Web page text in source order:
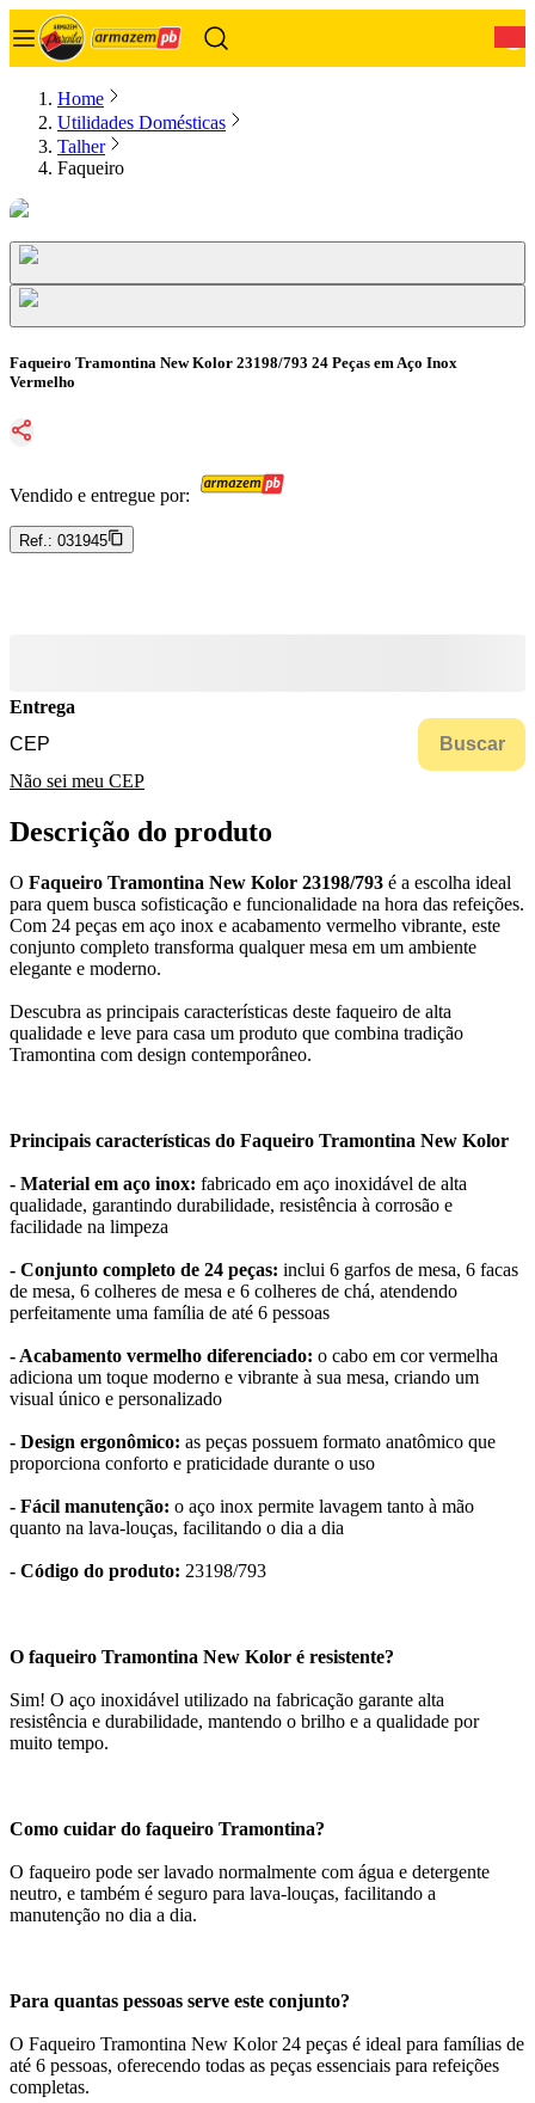
Home
Utilidades Domésticas
Talher
Faqueiro
Faqueiro Tramontina New Kolor 23198/793 24 Peças em Aço Inox
Vermelho
Vendido e entregue por:
Ref.: 031945
Entrega
Buscar
Não sei meu CEP
Descrição do produto
O Faqueiro Tramontina New Kolor 23198/793 é a escolha ideal
para quem busca sofisticação e funcionalidade na hora das refeições.
Com 24 peças em aço inox e acabamento vermelho vibrante, este
conjunto completo transforma qualquer mesa em um ambiente
elegante e moderno.
Descubra as principais características deste faqueiro de alta
qualidade e leve para casa um produto que combina tradição
Tramontina com design contemporâneo.
Principais características do Faqueiro Tramontina New Kolor
- Material em aço inox: fabricado em aço inoxidável de alta
qualidade, garantindo durabilidade, resistência à corrosão e
facilidade na limpeza
- Conjunto completo de 24 peças: inclui 6 garfos de mesa, 6 facas
de mesa, 6 colheres de mesa e 6 colheres de chá, atendendo
perfeitamente uma família de até 6 pessoas
- Acabamento vermelho diferenciado: o cabo em cor vermelha
adiciona um toque moderno e vibrante à sua mesa, criando um
visual único e personalizado
- Design ergonômico: as peças possuem formato anatômico que
proporciona conforto e praticidade durante o uso
- Fácil manutenção: o aço inox permite lavagem tanto à mão
quanto na lava-louças, facilitando o dia a dia
- Código do produto: 23198/793
O faqueiro Tramontina New Kolor é resistente?
Sim! O aço inoxidável utilizado na fabricação garante alta
resistência e durabilidade, mantendo o brilho e a qualidade por
muito tempo.
Como cuidar do faqueiro Tramontina?
O faqueiro pode ser lavado normalmente com água e detergente
neutro, e também é seguro para lava-louças, facilitando a
manutenção no dia a dia.
Para quantas pessoas serve este conjunto?
O Faqueiro Tramontina New Kolor 24 peças é ideal para famílias de
até 6 pessoas, oferecendo todas as peças essenciais para refeições
completas.